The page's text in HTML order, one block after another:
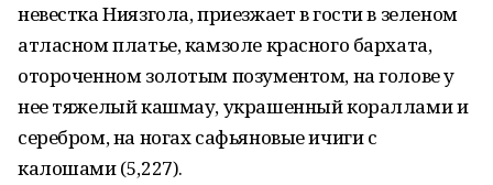
невестка Ниязгола, приезжает в гости в зеленом
атласном платье, камзоле красного бархата,
отороченном золотым позументом, на голове у
нее тяжелый кашмау, украшенный кораллами и
серебром, на ногах сафьяновые ичиги с
калошами (5,227).